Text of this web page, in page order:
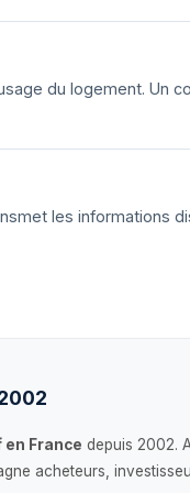
du logement. Un
les informations
France depuis 2002.
acheteurs,